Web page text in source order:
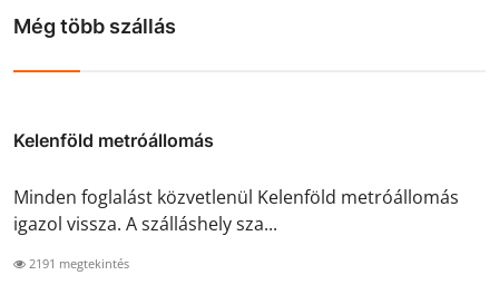
Még több szállás
Kelenföld metróállomás
Minden foglalást közvetlenül Kelenföld metróállomás
igazol vissza. A szálláshely sza...
2191 megtekintés